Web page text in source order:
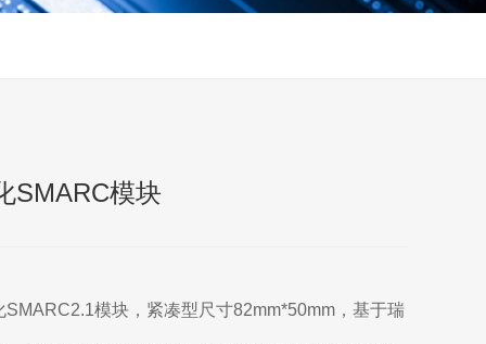
SMARC模块
模块，紧凑型尺寸82mm*50mm，基于瑞